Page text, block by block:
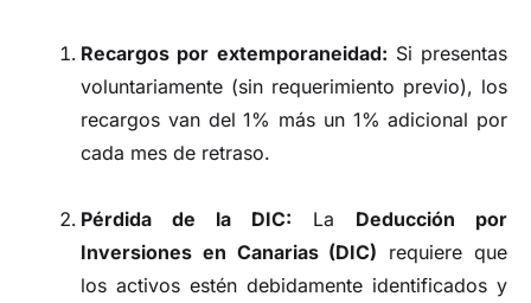
Recargos por extemporaneidad: Si presentas
voluntariamente (sin requerimiento previo), los
recargos van del 1% más un 1% adicional por
cada mes de retraso.
Pérdida de la DIC: La Deducción por
Inversiones en Canarias (DIC) requiere que
los activos estén debidamente identificados y